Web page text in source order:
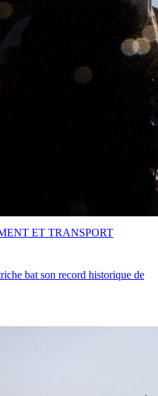
bat son record historique de
ET TRANSPORT